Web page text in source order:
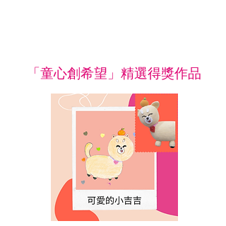
「童心創希望」精選得獎作品